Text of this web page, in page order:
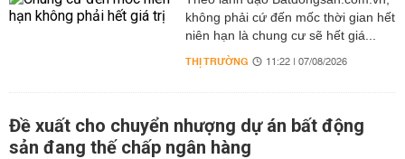
không phải cứ đến mốc thời gian hết
niên hạn là chung cư sẽ hết giá...
THỊ TRƯỜNG 11:22 | 07/08/2026
Đề xuất cho chuyển nhượng dự án bất động
sản đang thế chấp ngân hàng